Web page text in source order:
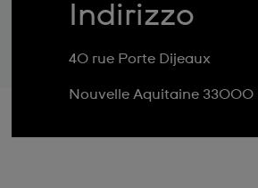
Indirizzo
40 rue Porte Dijeaux
Nouvelle Aquitaine 33000